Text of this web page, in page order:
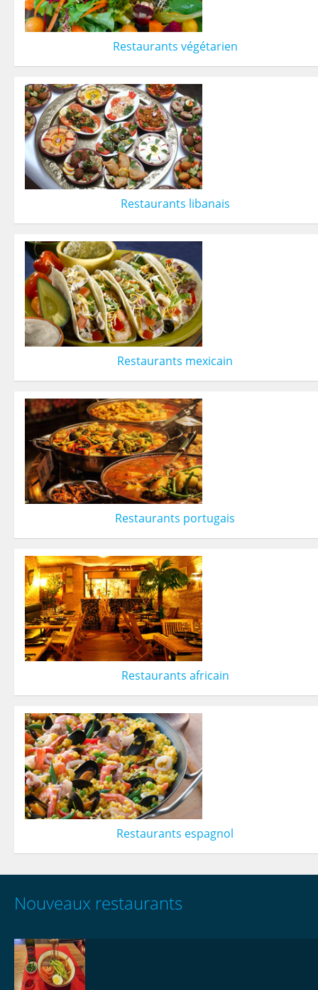
Restaurants végétarien
Restaurants libanais
Restaurants mexicain
Restaurants portugais
Restaurants africain
Restaurants espagnol
Nouveaux restaurants